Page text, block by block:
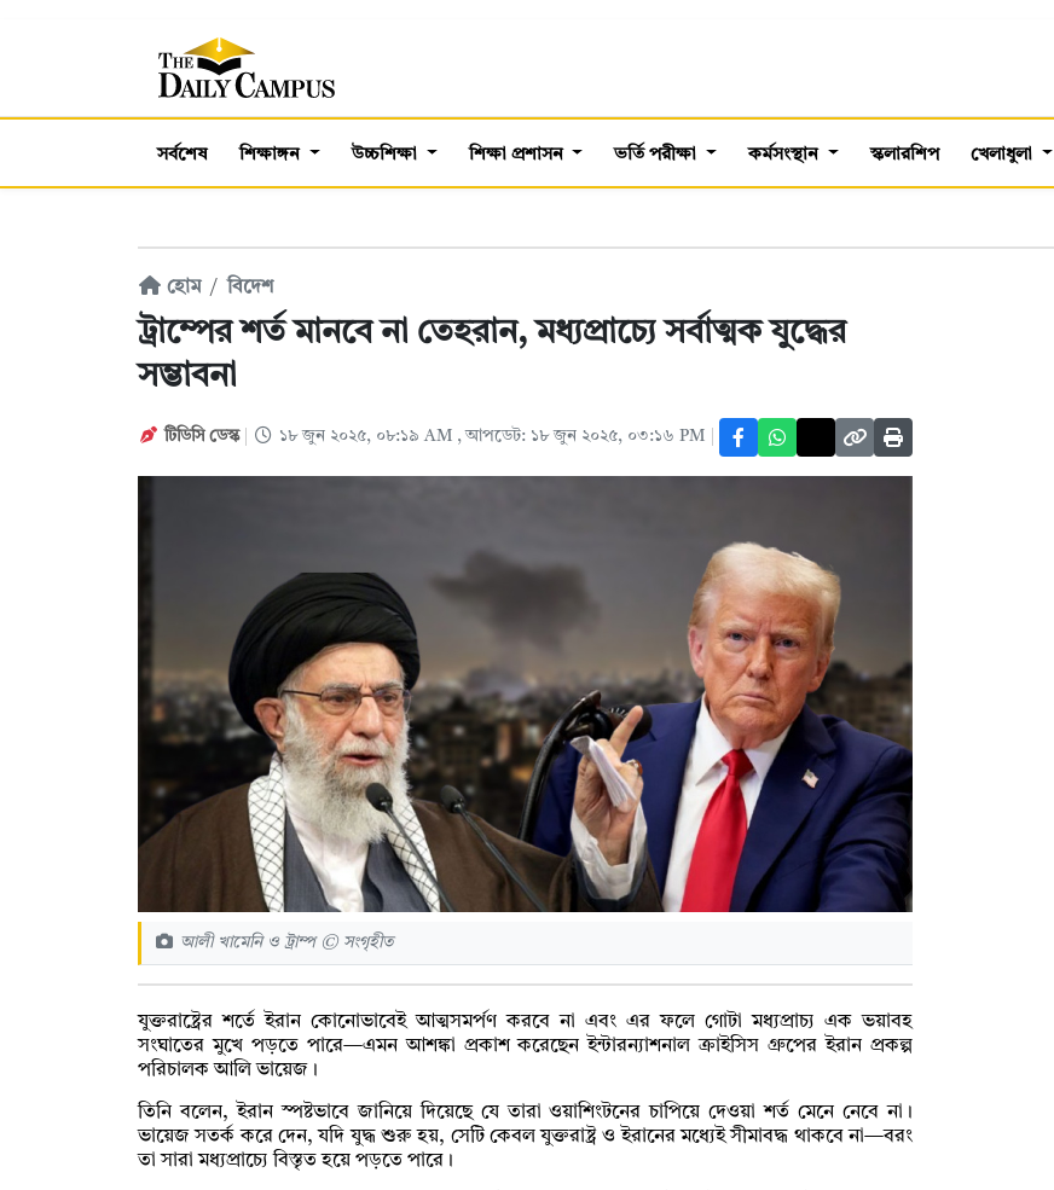
সর্বশেষ শিক্ষাঙ্গন উচ্চশিক্ষা শিক্ষা প্রশাসন ভর্তি পরীক্ষা কর্মসংস্থান স্কলারশিপ খেলাধুলা
হোম বিদেশ
ট্রাম্পের শর্ত মানবে না তেহরান, মধ্যপ্রাচ্যে সর্বাত্মক যুদ্ধের
সম্ভাবনা
টিডিসি ডেস্ক ১৮ জুন ২০২৫, ০৮:১৯ AM , আপডেট: ১৮ জুন ২০২৫, ০৩:১৬ PM
আলী খামেনি ও ট্রাম্প © সংগৃহীত
যুক্তরাষ্ট্রের শর্তে ইরান কোনোভাবেই আত্মসমর্পণ করবে না এবং এর ফলে গোটা মধ্যপ্রাচ্য এক ভয়াবহ
সংঘাতের মুখে পড়তে পারে—এমন আশঙ্কা প্রকাশ করেছেন ইন্টারন্যাশনাল ক্রাইসিস গ্রুপের ইরান প্রকল্প
পরিচালক আলি ভায়েজ।
তিনি বলেন, ইরান স্পষ্টভাবে জানিয়ে দিয়েছে যে তারা ওয়াশিংটনের চাপিয়ে দেওয়া শর্ত মেনে নেবে না।
ভায়েজ সতর্ক করে দেন, যদি যুদ্ধ শুরু হয়, সেটি কেবল যুক্তরাষ্ট্র ও ইরানের মধ্যেই সীমাবদ্ধ থাকবে না—বরং
তা সারা মধ্যপ্রাচ্যে বিস্তৃত হয়ে পড়তে পারে।